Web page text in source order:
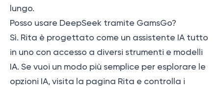
lungo.
Posso usare DeepSeek tramite GamsGo?
Sì. Rita è progettato come un assistente IA tutto
in uno con accesso a diversi strumenti e modelli
IA. Se vuoi un modo più semplice per esplorare le
opzioni IA, visita la pagina Rita e controlla i